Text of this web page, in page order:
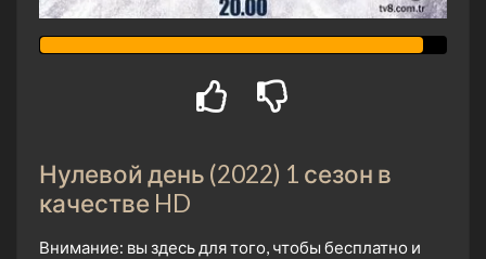
Нулевой день (2022) 1 сезон в
качестве HD
Внимание: вы здесь для того, чтобы бесплатно и